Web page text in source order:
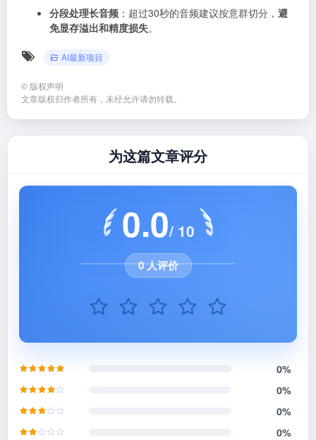
分段处理长音频 ：超过30秒的音频建议按意群切分， 避
免显存溢出和精度损失。
AI最新项目
© 版权声明
文章版权归作者所有，未经允许请勿转载。
为这篇文章评分
0.0/ 10
0 人评价
0%
0%
0%
0%